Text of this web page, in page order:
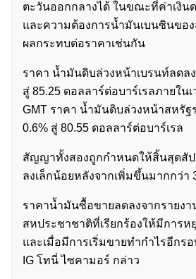
ตะวันออกกลางได้ ในขณะที่ค่าเงิ
และความต้องการน้ำมันเบนซินขอ
ผลกระทบต่อราคาเช่นกัน
ราคา น้ำมันดิบล่วงหน้าเบรนท์ลดล
สู่ 85.25 ดอลลาร์ต่อบาร์เรลภายในเ
GMT ราคา น้ำมันดิบล่วงหน้าสหรัฐ
0.6% สู่ 80.55 ดอลลาร์ต่อบาร์เรล
สัญญาทั้งสองถูกกำหนดให้สิ้นสุดสั
ลงเล็กน้อยหลังจากเพิ่มขึ้นมากกว่า
ราคาน้ำมันซื้อขายลดลงจากรายงา
สหประชาชาติที่เรียกร้องให้มีการห
และเมื่อมีการเริ่มขายทำกำไรอีกร
IG โทนี่ ไซคามอร์ กล่าว